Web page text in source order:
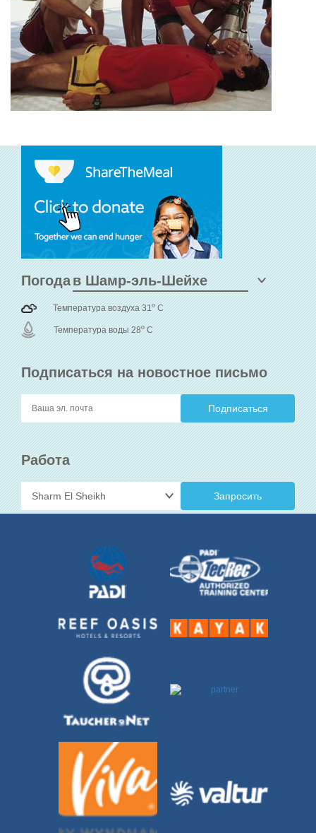
Подписаться на новостное письмо
Работа
Запросить
Погода
Температура воздуха 31 o C
Температура воды 28o C